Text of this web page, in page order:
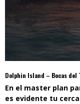
Dolphin Island – Bocas del
En el master plan
es evidente tu